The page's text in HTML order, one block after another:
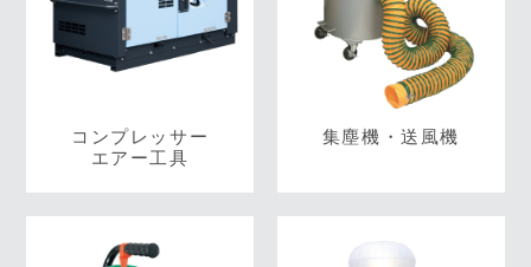
コンプレッサー
エアー工具
集塵機・送風機